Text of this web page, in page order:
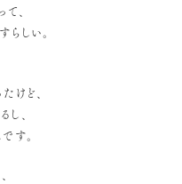
、
らしい。
けど、
、
す。